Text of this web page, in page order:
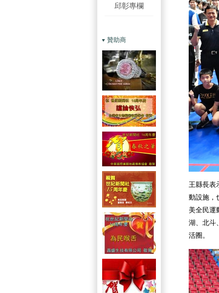
邱彰專欄
贊助商
王縣長表
動設施，
美全民運
湖、北斗
活圈。